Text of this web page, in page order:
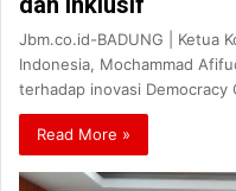
Jbm.co.id-BADUNG | Ketua
Indonesia, Mochammad
terhadap inovasi Democracy
Read More »